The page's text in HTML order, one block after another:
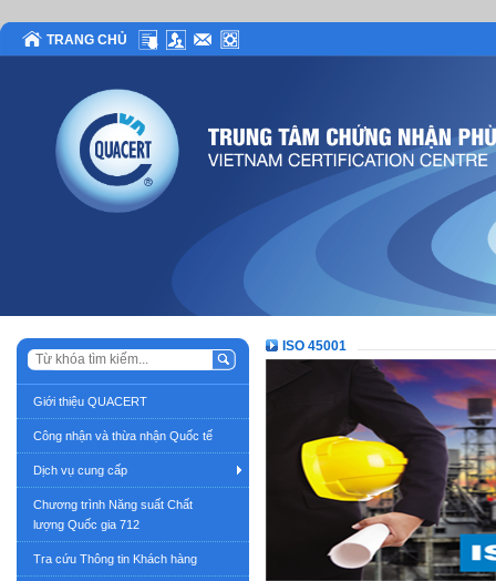
TRANG CHỦ
Giới thiệu QUACERT
Công nhận và thừa nhận Quốc tế
Dịch vụ cung cấp
Chương trình Năng suất Chất
lượng Quốc gia 712
Tra cứu Thông tin Khách hàng
ISO 45001